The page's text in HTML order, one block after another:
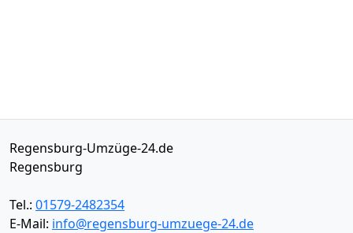
Regensburg-Umzüge-24.de
Regensburg
Tel.: 01579-2482354
E-Mail: info@regensburg-umzuege-24.de